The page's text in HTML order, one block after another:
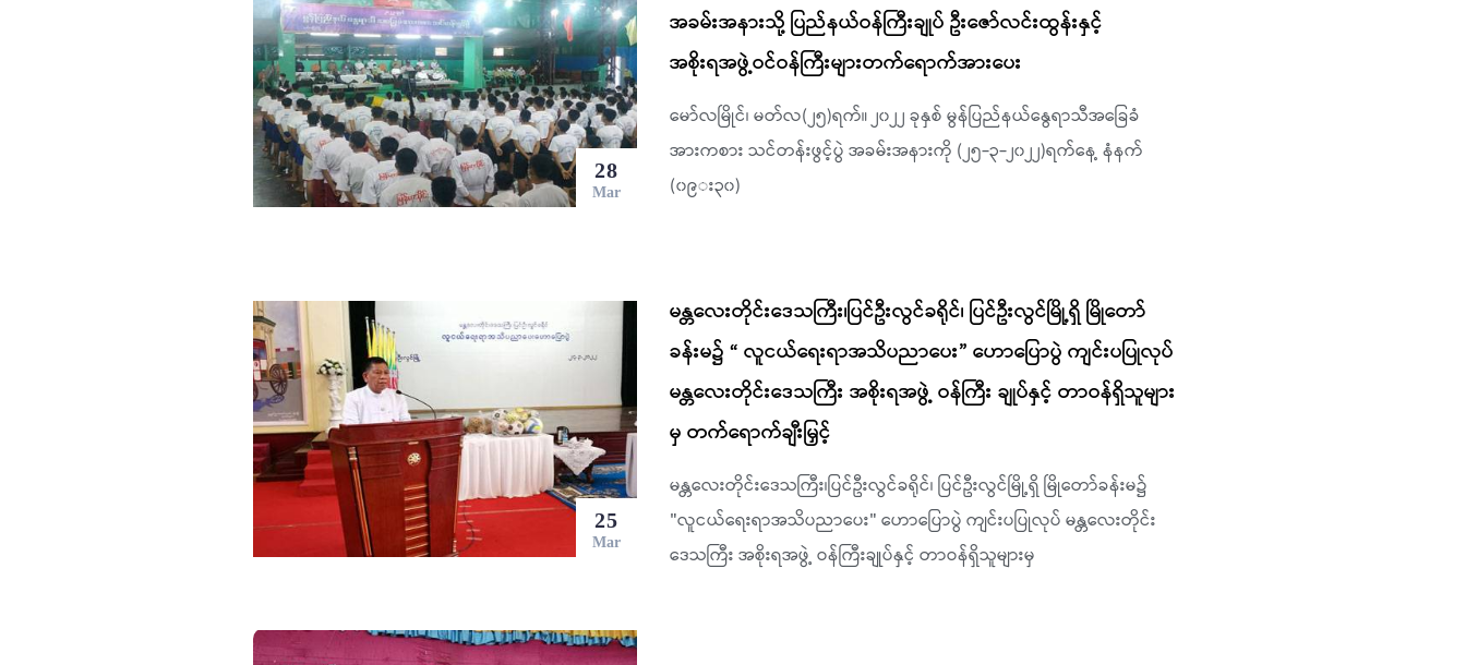
28
Mar
အခမ်းအနားသို့ ပြည်နယ်ဝန်ကြီးချုပ် ဦးဇော်လင်းထွန်းနှင့်
အစိုးရအဖွဲ့ဝင်ဝန်ကြီးများတက်ရောက်အားပေး
မော်လမြိုင်၊ မတ်လ(၂၅)ရက်။ ၂၀၂၂ ခုနှစ် မွန်ပြည်နယ်နွေရာသီအခြေခံ
အားကစား သင်တန်းဖွင့်ပွဲ အခမ်းအနားကို (၂၅-၃-၂၀၂၂)ရက်နေ့ နံနက်
(၀၉း၃၀)
25
Mar
မန္တလေးတိုင်းဒေသကြီး၊ပြင်ဦးလွင်ခရိုင်၊ ပြင်ဦးလွင်မြို့ရှိ မြိုတော်
ခန်းမ၌ “ လူငယ်ရေးရာအသိပညာပေး” ဟောပြောပွဲ ကျင်းပပြုလုပ်
မန္တလေးတိုင်းဒေသကြီး အစိုးရအဖွဲ့ ဝန်ကြီး ချုပ်နှင့် တာဝန်ရှိသူများ
မှ တက်ရောက်ချီးမြှင့်
မန္တလေးတိုင်းဒေသကြီး၊ပြင်ဦးလွင်ခရိုင်၊ ပြင်ဦးလွင်မြို့ရှိ မြိုတော်ခန်းမ၌
"လူငယ်ရေးရာအသိပညာပေး" ဟောပြောပွဲ ကျင်းပပြုလုပ် မန္တလေးတိုင်း
ဒေသကြီး အစိုးရအဖွဲ့ ဝန်ကြီးချုပ်နှင့် တာဝန်ရှိသူများမှ